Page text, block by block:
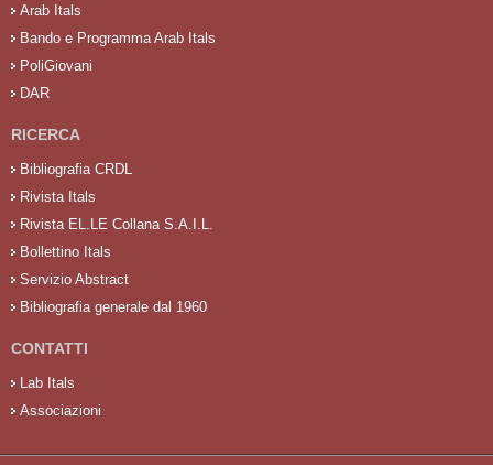
Arab Itals
Bando e Programma Arab Itals
PoliGiovani
DAR
RICERCA
Bibliografia CRDL
Rivista Itals
Rivista EL.LE Collana S.A.I.L.
Bollettino Itals
Servizio Abstract
Bibliografia generale dal 1960
CONTATTI
Lab Itals
Associazioni